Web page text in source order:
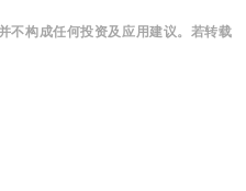
不构成任何投资及应用建议。若转载